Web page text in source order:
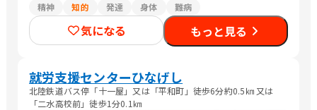
精神
知的 発達 身体 難病
気になる もっと見る
就労支援センターひなげし
北陸鉄道バス停「十一屋」又は「平和町」徒歩6分約0.5㎞ 又は
「二水高校前」徒歩1分0.1㎞